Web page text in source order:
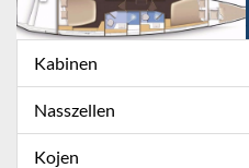
Kabinen
Nasszellen
Kojen